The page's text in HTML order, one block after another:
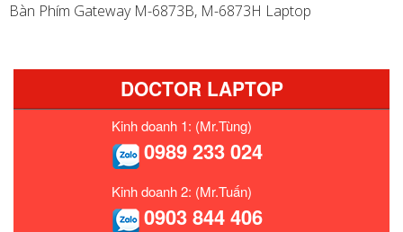
Bàn Phím Gateway M-6873B, M-6873H Laptop
DOCTOR LAPTOP
Kinh doanh 1: (Mr.Tùng)
0989 233 024
Kinh doanh 2: (Mr.Tuấn)
0903 844 406